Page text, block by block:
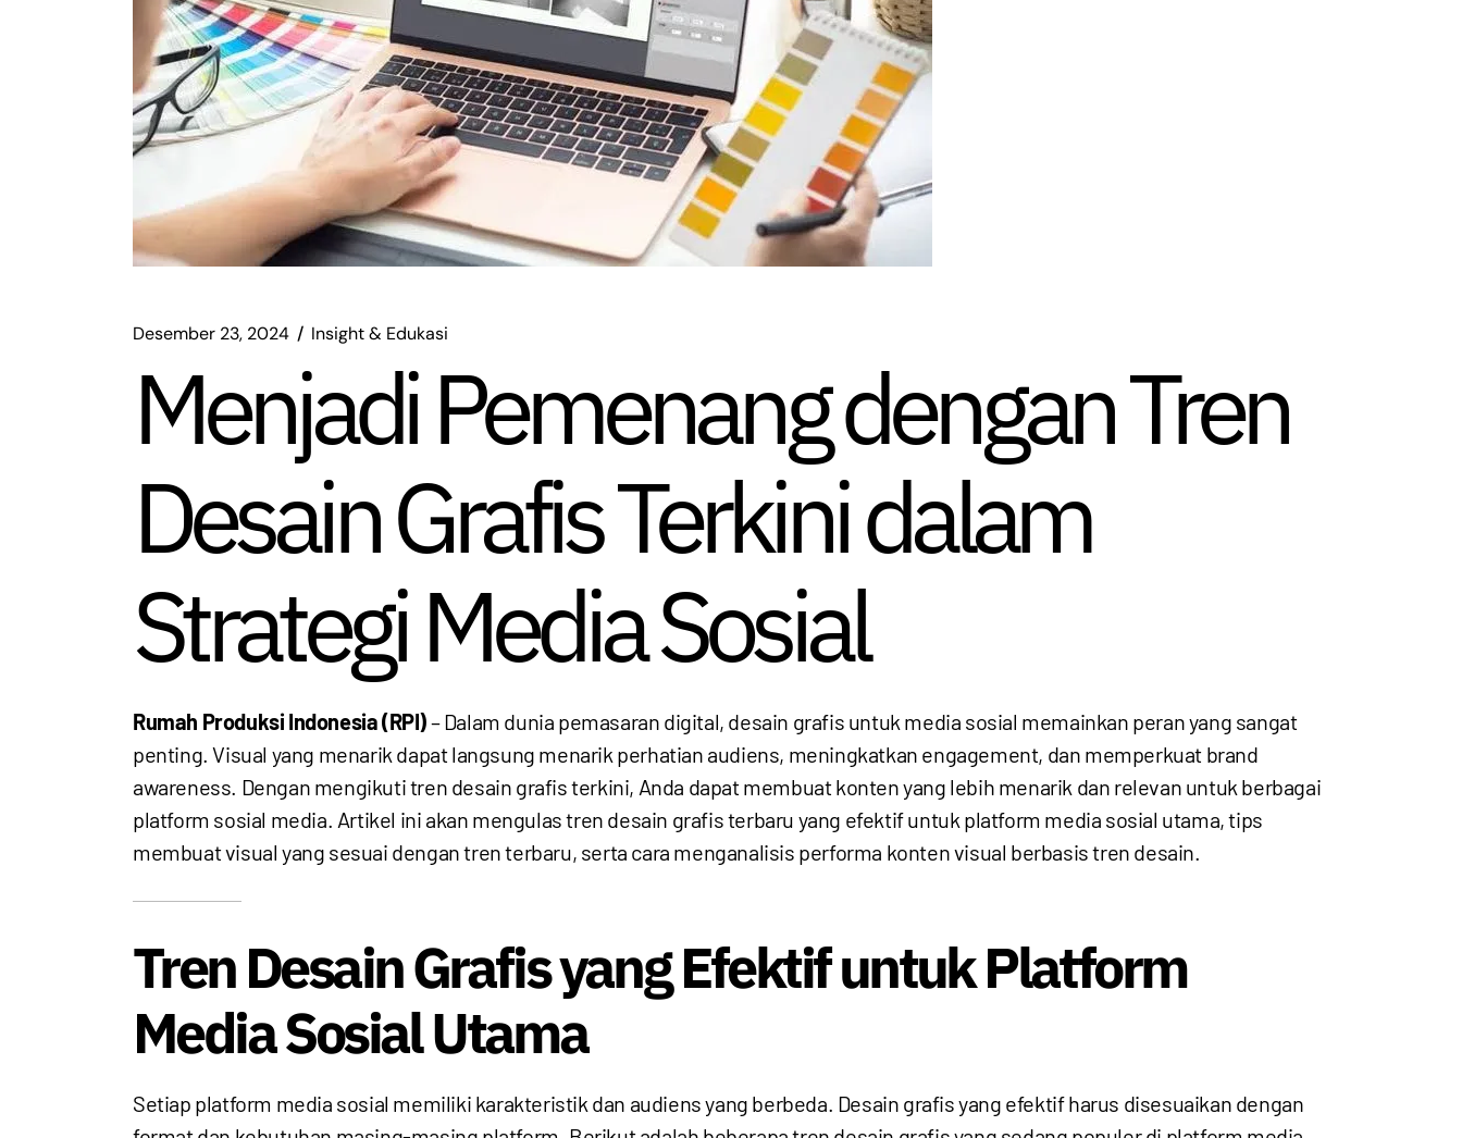
Desember 23, 2024 Insight & Edukasi
Menjadi Pemenang dengan Tren
Desain Grafis Terkini dalam
Strategi Media Sosial
Rumah Produksi Indonesia (RPI)– Dalam dunia pemasaran digital, desain grafis untuk media sosial memainkan peran yang sangat
penting. Visual yang menarik dapat langsung menarik perhatian audiens, meningkatkan engagement, dan memperkuat brand
awareness. Dengan mengikuti tren desain grafis terkini, Anda dapat membuat konten yang lebih menarik dan relevan untuk berbagai
platform sosial media. Artikel ini akan mengulas tren desain grafis terbaru yang efektif untuk platform media sosial utama, tips
membuat visual yang sesuai dengan tren terbaru, serta cara menganalisis performa konten visual berbasis tren desain.
Tren Desain Grafis yang Efektif untuk Platform
Media Sosial Utama
Setiap platform media sosial memiliki karakteristik dan audiens yang berbeda. Desain grafis yang efektif harus disesuaikan dengan